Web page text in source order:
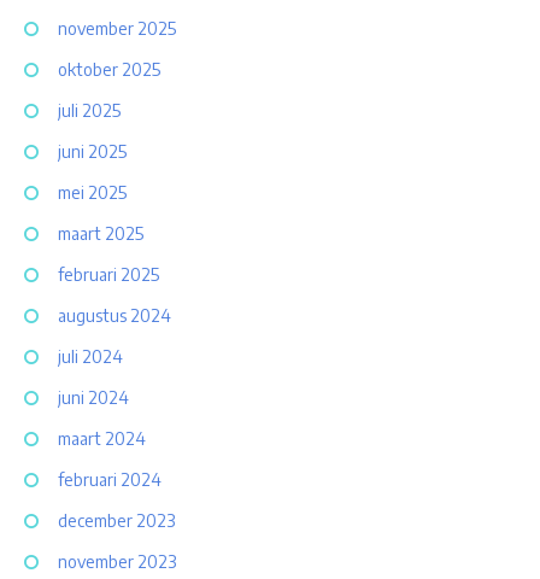
november 2025
oktober 2025
juli 2025
juni 2025
mei 2025
maart 2025
februari 2025
augustus 2024
juli 2024
juni 2024
maart 2024
februari 2024
december 2023
november 2023